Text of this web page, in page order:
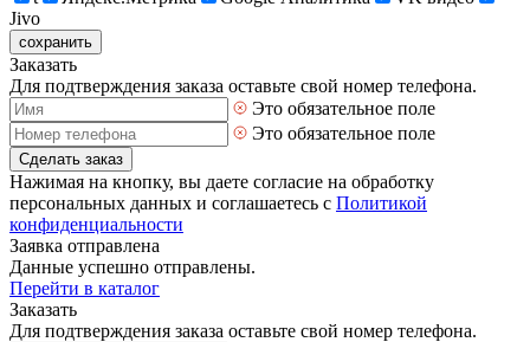
Jivo
сохранить
Заказать
Для подтверждения заказа оставьте свой номер телефона.
Это обязательное поле
Это обязательное поле
Сделать заказ
Нажимая на кнопку, вы даете согласие на обработку
персональных данных и соглашаетесь с Политикой
конфиденциальности
Заявка отправлена
Данные успешно отправлены.
Перейти в каталог
Заказать
Для подтверждения заказа оставьте свой номер телефона.